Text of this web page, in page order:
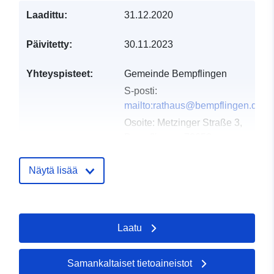
Laadittu: 31.12.2020
Päivitetty: 30.11.2023
Yhteyspisteet:
Gemeinde Bempflingen
S-posti:
mailto:rathaus@bempflingen.de
Osoite: Metzinger Straße 3,
Luetteloluetteloa
Lisätty dataan.europa.eu: 23
February 2026
Päivitetty data.europa.eu: 16
May 2026
Näytä lisää
Laatu
Samankaltaiset tietoaineistot